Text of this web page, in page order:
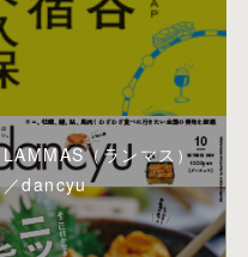
LAMMAS（ランマス）
／dancyu